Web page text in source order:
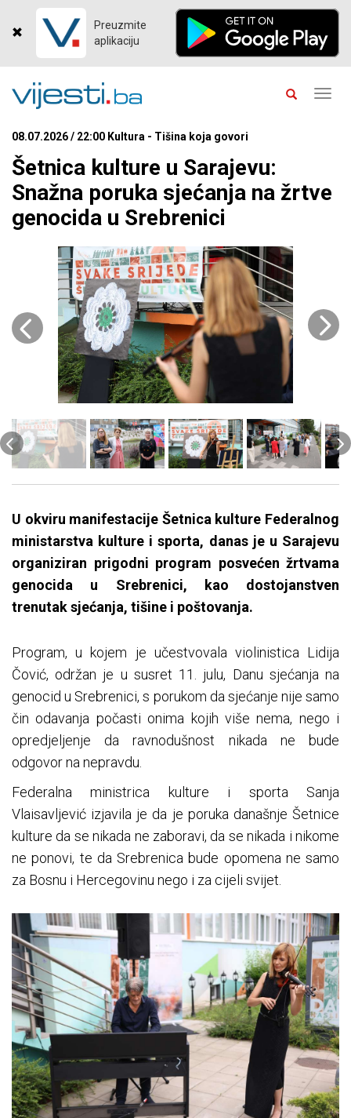
Preuzmite
aplikaciju
08.07.2026 / 22:00 Kultura - Tišina koja govori
Šetnica kulture u Sarajevu:
Snažna poruka sjećanja na žrtve
genocida u Srebrenici
U okviru manifestacije Šetnica kulture Federalnog
ministarstva kulture i sporta, danas je u Sarajevu
organiziran prigodni program posvećen žrtvama
genocida u Srebrenici, kao dostojanstven
trenutak sjećanja, tišine i poštovanja.
Program, u kojem je učestvovala violinistica Lidija
Čović, održan je u susret 11. julu, Danu sjećanja na
genocid u Srebrenici, s porukom da sjećanje nije samo
čin odavanja počasti onima kojih više nema, nego i
opredjeljenje da ravnodušnost nikada ne bude
odgovor na nepravdu.
Federalna ministrica kulture i sporta Sanja
Vlaisavljević izjavila je da je poruka današnje Šetnice
kulture da se nikada ne zaboravi, da se nikada i nikome
ne ponovi, te da Srebrenica bude opomena ne samo
za Bosnu i Hercegovinu nego i za cijeli svijet.